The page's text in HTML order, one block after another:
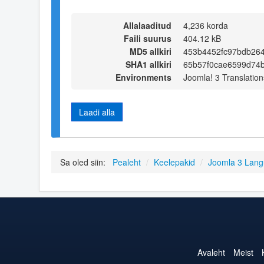
Allalaaditud
4,236 korda
Faili suurus
404.12 kB
MD5 allkiri
SHA1 allkiri
Environments
Joomla! 3
Laadi alla
Sa oled siin: Pealeht / Keelepakid / Joomla 3
Avaleht Meist